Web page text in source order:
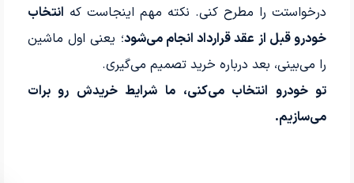
درخواستت را مطرح کنی. نکته مهم اینجاست که انتخاب
خودرو قبل از عقد قرارداد انجام می‌شود؛ یعنی اول ماشین
را می‌بینی، بعد درباره خرید تصمیم می‌گیری.
تو خودرو انتخاب می‌کنی، ما شرایط خریدش رو برات
می‌سازیم.